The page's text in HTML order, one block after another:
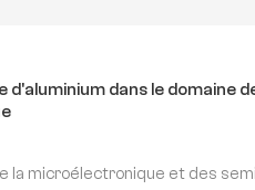
d'aluminium dans le
la microélectronique et des